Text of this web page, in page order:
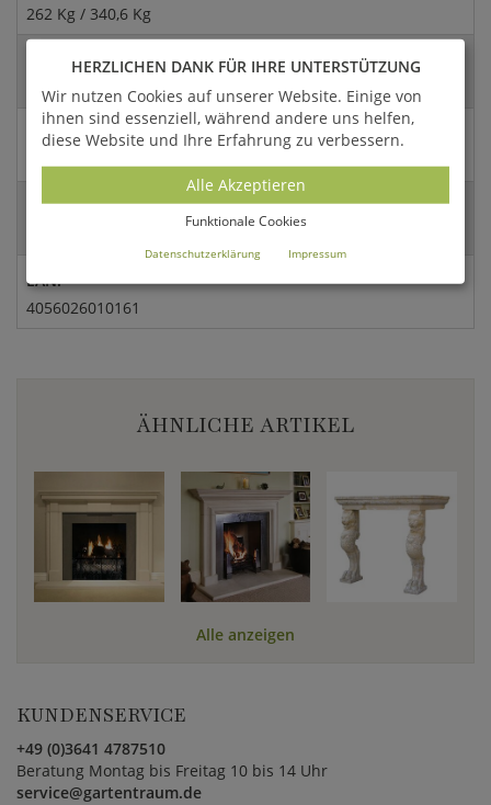
262 Kg / 340,6 Kg
Abmessungen:
114,9x137cm (HxDm)
Abmessung Öffnung:
83,8x89,6 cm (BxH)
Breite an der Basis:
EAN:
4056026010161
ÄHNLICHE ARTIKEL
Alle anzeigen
KUNDENSERVICE
+49 (0)3641 4787510
Beratung Montag bis Freitag 10 bis 14 Uhr
service@gartentraum.de
HERZLICHEN DANK FÜR IHRE UNTERSTÜTZUNG
Wir nutzen Cookies auf unserer Website. Einige von
ihnen sind essenziell, während andere uns helfen,
diese Website und Ihre Erfahrung zu verbessern.
Alle Akzeptieren
Funktionale Cookies
Datenschutzerklärung Impressum